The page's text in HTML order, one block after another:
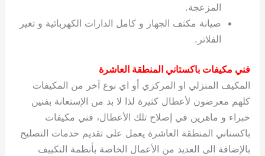
المزعجة.
صيانة مكثف الجهاز و كامل الدارات الكهربائية و تغير
الفلاتر.
فني مكيفات باكستاني المنطقة العاشرة
المكيف المنزلي او المركزي أو اي نوع آخر من المكيفات
كلهم معرضون لأعطال كثيرة لذا لا بد من الإستعانة بفنين
خبراء و ماهرين في إصلاح تلك الأعطال، فني مكيفات
باكستاني المنطقة العاشرة يعمل على تقديم خدمات التصليح
بالإضافة الى العديد من الأعمال الخاصة بأنظمة التكييف